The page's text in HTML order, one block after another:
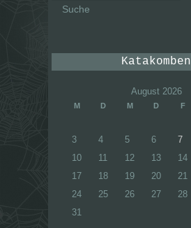
nach:
Katakomben
August 2026
M D M D F
3
4 5 6 7
10
11 12 13 14
17
18 19 20 21
24
25 26 27 28
31